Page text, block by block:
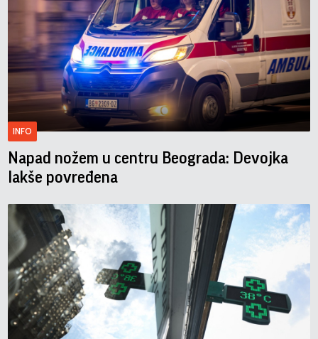
INFO
Napad nožem u centru Beograda: Devojka
lakše povređena